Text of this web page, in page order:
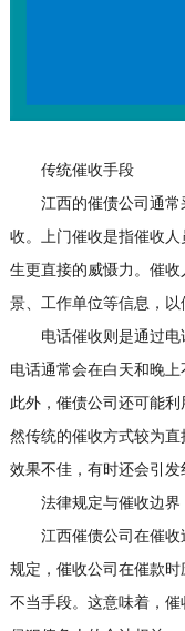
传统催收手段
江西的催债公司通常
收。上门催收是指催收
生更直接的威慑力。催
景、工作单位等信息，以
电话催收则是通过电
电话通常会在白天和晚上
此外，催债公司还可能
然传统的催收方式较为
效果不佳，有时还会引发
法律规定与催收边界
江西催债公司在催收
规定，催收公司在催款
不当手段。这意味着，